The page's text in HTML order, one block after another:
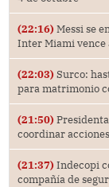
(22:16) Messi se
Inter Miami vence
(22:03) Surco:
para matrimonio
(21:50)
coordinar
(21:37) Indecopi
compañía de